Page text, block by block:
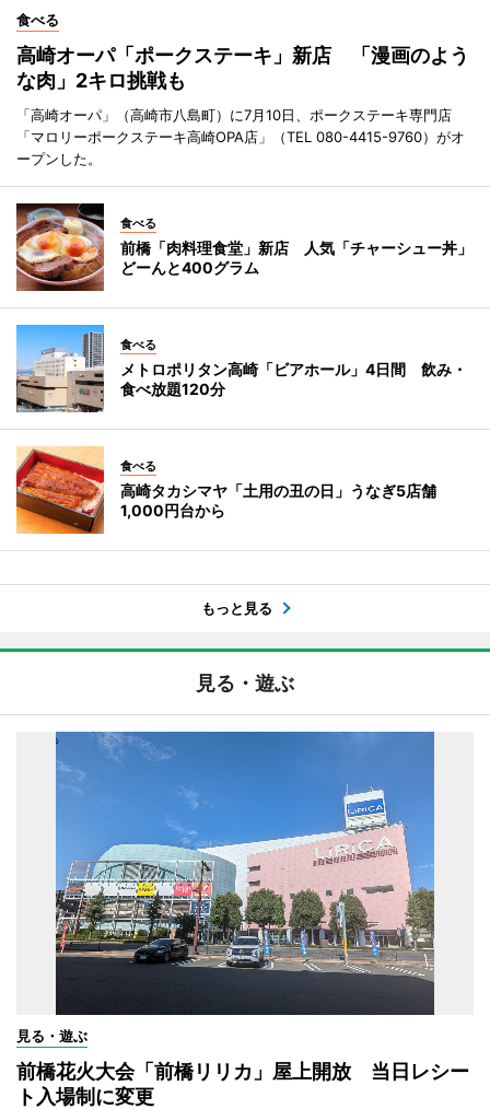
食べる
高崎オーパ「ポークステーキ」新店 「漫画のよう
な肉」2キロ挑戦も
「高崎オーパ」（高崎市八島町）に7月10日、ポークステーキ専門店
「マロリーポークステーキ高崎OPA店」（TEL 080-4415-9760）がオ
ープンした。
食べる
前橋「肉料理食堂」新店 人気「チャーシュー丼」
どーんと400グラム
食べる
メトロポリタン高崎「ビアホール」4日間 飲み・
食べ放題120分
食べる
高崎タカシマヤ「土用の丑の日」うなぎ5店舗
1,000円台から
もっと見る
見る・遊ぶ
見る・遊ぶ
前橋花火大会「前橋リリカ」屋上開放 当日レシー
ト入場制に変更